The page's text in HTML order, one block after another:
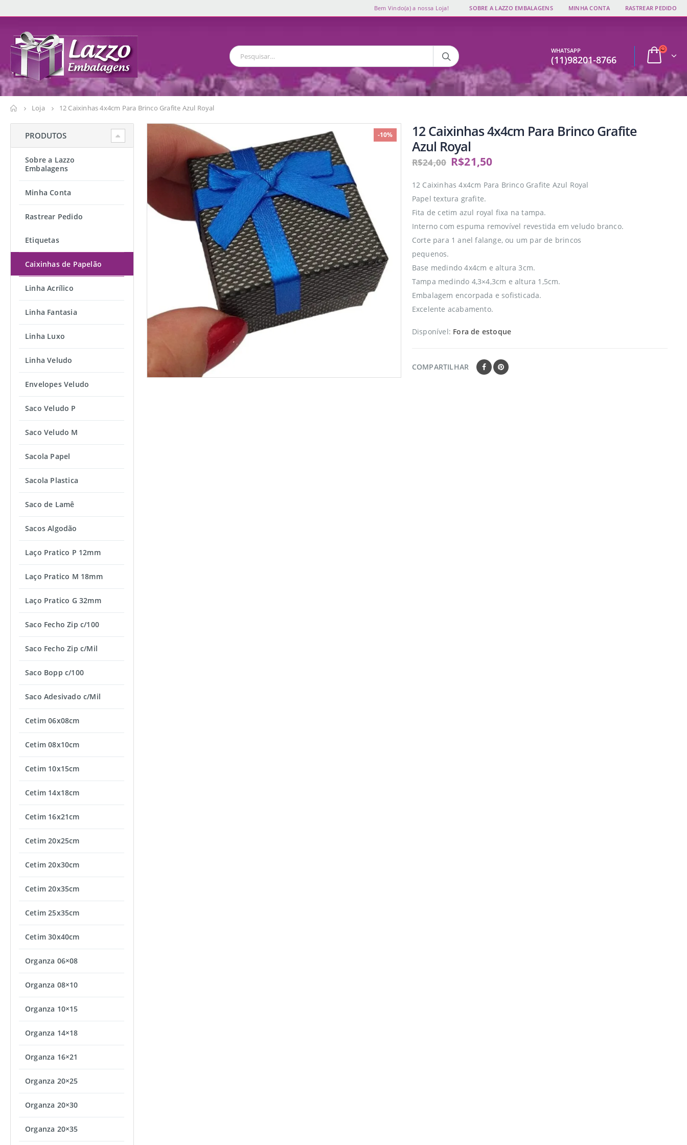
Bem Vindo(a) a nossa Loja! SOBRE A LAZZO EMBALAGENS MINHA CONTA RASTREAR PEDIDO
WHATSAPP
(11)98201-8766
Loja 12 Caixinhas 4x4cm Para Brinco Grafite Azul Royal
-10%
12 Caixinhas 4x4cm Para Brinco Grafite
Azul Royal
R$24,00 R$21,50
12 Caixinhas 4x4cm Para Brinco Grafite Azul Royal
Papel textura grafite.
Fita de cetim azul royal fixa na tampa.
Interno com espuma removível revestida em veludo branco.
Corte para 1 anel falange, ou um par de brincos
pequenos.
Base medindo 4x4cm e altura 3cm.
Tampa medindo 4,3×4,3cm e altura 1,5cm.
Embalagem encorpada e sofisticada.
Excelente acabamento.
Disponível: Fora de estoque
COMPARTILHAR
PRODUTOS
Sobre a Lazzo
Embalagens
Minha Conta
Rastrear Pedido
Etiquetas
Caixinhas de Papelão
Linha Acrílico
Linha Fantasia
Linha Luxo
Linha Veludo
Envelopes Veludo
Saco Veludo P
Saco Veludo M
Sacola Papel
Sacola Plastica
Saco de Lamê
Sacos Algodão
Laço Pratico P 12mm
Laço Pratico M 18mm
Laço Pratico G 32mm
Saco Fecho Zip c/100
Saco Fecho Zip c/Mil
Saco Bopp c/100
Saco Adesivado c/Mil
Cetim 06x08cm
Cetim 08x10cm
Cetim 10x15cm
Cetim 14x18cm
Cetim 16x21cm
Cetim 20x25cm
Cetim 20x30cm
Cetim 20x35cm
Cetim 25x35cm
Cetim 30x40cm
Organza 06×08
Organza 08×10
Organza 10×15
Organza 14×18
Organza 16×21
Organza 20×25
Organza 20×30
Organza 20×35